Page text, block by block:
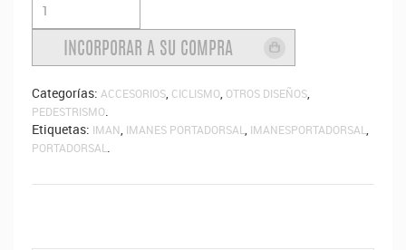
Categorías: ACCESORIOS, CICLISMO, OTROS DISEÑOS,
PEDESTRISMO.
Etiquetas: IMAN, IMANES PORTADORSAL, IMANESPORTADORSAL,
PORTADORSAL.